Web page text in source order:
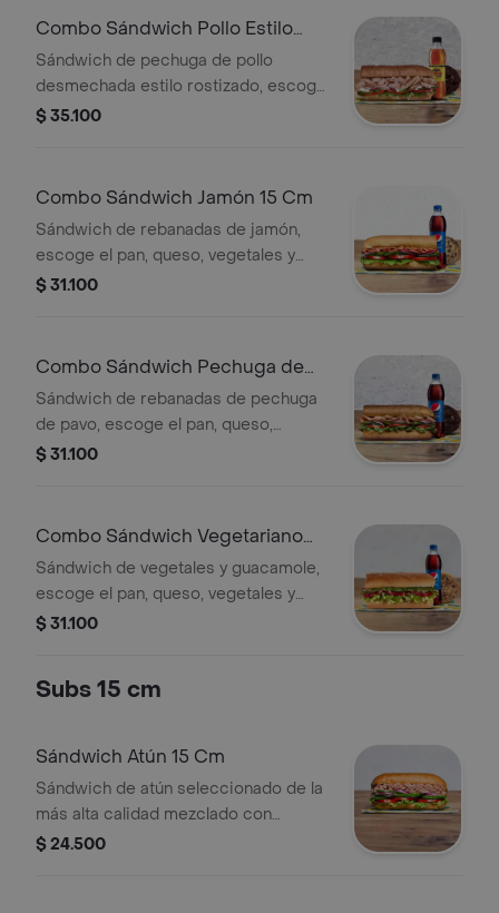
bebida más acompañamiento
Combo Sándwich Pollo Estilo
Rostizado 15 Cm
Sándwich de pechuga de pollo
desmechada estilo rostizado, escoge
el pan, queso, vegetales y salsas que
$ 35.100
Combo Sándwich Jamón 15 Cm
Sándwich de rebanadas de jamón,
escoge el pan, queso, vegetales y
salsas que prefieras + Bebida Pet
$ 31.100
Combo Sándwich Pechuga de
Pavo 15 Cm
Sándwich de rebanadas de pechuga
de pavo, escoge el pan, queso,
vegetales y salsas que prefieras +
$ 31.100
Combo Sándwich Vegetariano
con Guacamole 15 Cm
Sándwich de vegetales y guacamole,
escoge el pan, queso, vegetales y
salsas que prefieras + Bebida Pet
$ 31.100
Subs 15 cm
Sándwich Atún 15 Cm
Sándwich de atún seleccionado de la
más alta calidad mezclado con
mayonesa, escoge el pan, queso,
$ 24.500